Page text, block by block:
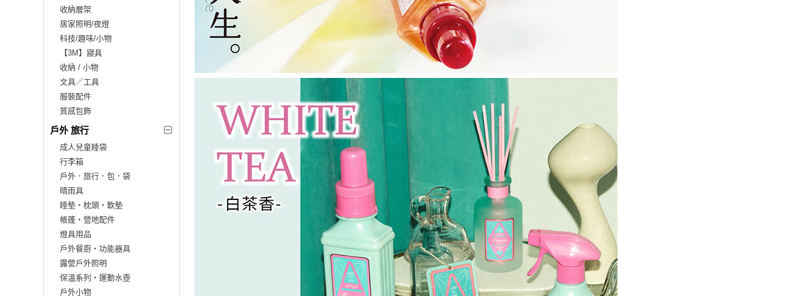
收納層架
居家照明/夜燈
科技/趣味/小物
【3M】寢具
收納 / 小物
文具／工具
服裝配件
質感包飾
戶外 旅行
成人兒童睡袋
行李箱
戶外．旅行．包．袋
晴雨具
睡墊‧枕頭‧軟墊
帳篷‧營地配件
燈具用品
戶外餐廚‧功能器具
露營戶外照明
保溫系列‧運動水壺
戶外小物